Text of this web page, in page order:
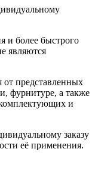
и более быстрого
являются
от представленных
фурнитуре, а также
и
заказу
её применения.